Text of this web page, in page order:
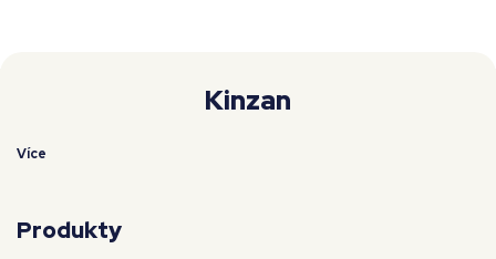
Kinzan
Více
Produkty